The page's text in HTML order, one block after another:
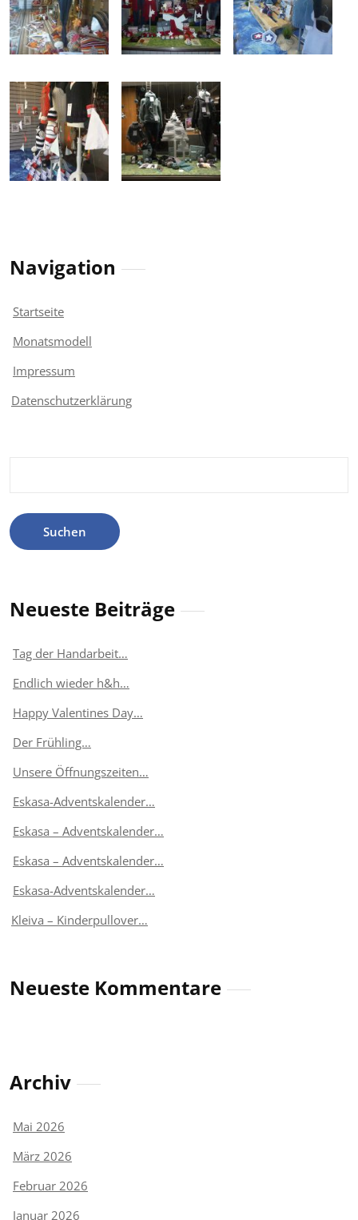
Navigation
Startseite
Monatsmodell
Impressum
Datenschutzerklärung
Neueste Beiträge
Tag der Handarbeit…
Endlich wieder h&h…
Happy Valentines Day…
Der Frühling…
Unsere Öffnungszeiten…
Eskasa-Adventskalender…
Eskasa – Adventskalender…
Eskasa – Adventskalender…
Eskasa-Adventskalender…
Kleiva – Kinderpullover…
Neueste Kommentare
Archiv
Mai 2026
März 2026
Februar 2026
Januar 2026